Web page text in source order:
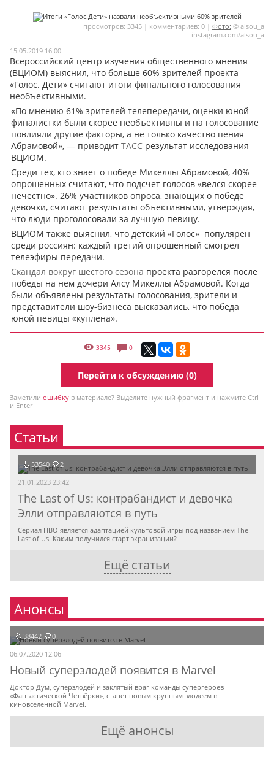
Мои материалы
Моя личная афиша
Перечитать
просмотров: 3345 | комментариев: 0 | Фото: © alsou_a
instagram.com/alsou_a
15.05.2019 16:00
Всероссийский центр изучения общественного мнения
(ВЦИОМ) выяснил, что больше 60% зрителей проекта
«Голос. Дети» считают итоги финального голосования
необъективными.
«По мнению 61% зрителей телепередачи, оценки юной
финалистки были скорее необъективны и на голосование
повлияли другие факторы, а не только качество пения
Абрамовой», — приводит ТАСС результат исследования
ВЦИОМ.
Среди тех, кто знает о победе Микеллы Абрамовой, 40%
опрошенных считают, что подсчет голосов «велся скорее
нечестно». 26% участников опроса, знающих о победе
девочки, считают результаты объективными, утверждая,
что люди проголосовали за лучшую певицу.
ВЦИОМ также выяснил, что детский «Голос» популярен
среди россиян: каждый третий опрошенный смотрел
телеэфиры передачи.
Скандал вокруг шестого сезона проекта разгорелся после
победы на нем дочери Алсу Микеллы Абрамовой. Когда
были объявлены результаты голосования, зрители и
представители шоу-бизнеса высказались, что победа
юной певицы «куплена».
3345 0
Перейти к обсуждению (0)
Заметили ошибку в материале? Выделите нужный фрагмент и нажмите Ctrl
и Enter
Статьи
53540 2
21.01.2023 23:42
The Last of Us: контрабандист и девочка
Элли отправляются в путь
Сериал HBO является адаптацией культовой игры под названием The
Last of Us. Каким получился старт экранизации?
Ещё статьи
Анонсы
38442 0
06.07.2020 12:06
Новый суперзлодей появится в Marvel
Доктор Дум, суперзлодей и заклятый враг команды супергероев
«Фантастической Четвёрки», станет новым крупным злодеем в
киновселенной Marvel.
Ещё анонсы